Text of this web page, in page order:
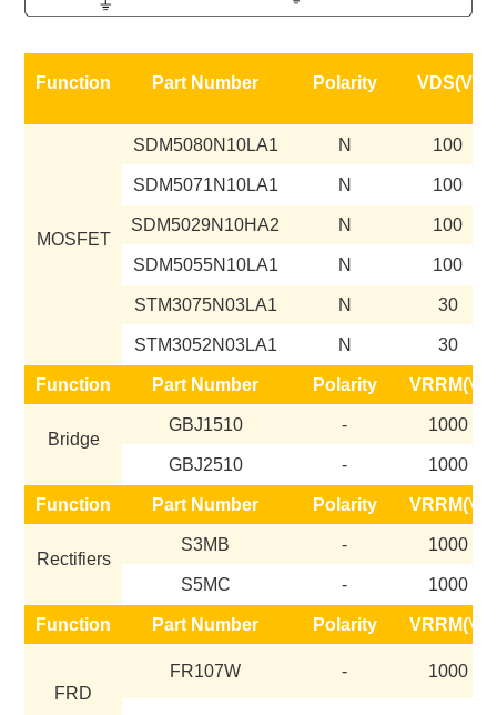
Function Part Number Polarity VDS(V)
MOSFET
SDM5080N10LA1 N 100
SDM5071N10LA1 N 100
SDM5029N10HA2 N 100
SDM5055N10LA1 N 100
STM3075N03LA1 N 30
STM3052N03LA1 N 30
Function Part Number Polarity VRRM(V)
Bridge
GBJ1510 - 1000
GBJ2510 - 1000
Function Part Number Polarity VRRM(V)
Rectifiers
S3MB - 1000
S5MC - 1000
Function Part Number Polarity VRRM(V)
FRD
FR107W - 1000